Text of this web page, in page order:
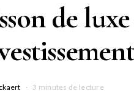
de
3 minutes de lecture